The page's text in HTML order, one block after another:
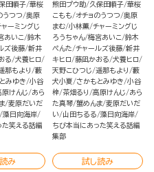
田順子 華桜
うつつ 奥原
ャーミングじ
あいこ
鈴木
ズ後藤 新井
る
犬養ヒロ
那もより
藪
みゆき 小谷
原けんじ
あら
麦原だいだ
藻日向海岸
た笑える話編
み
熊田プウ助 久保田順子 華桜
こもも オチョのうつつ 奥原
まむ 小林薫 チャーミングじ
ろうちゃん 梅宮あいこ 鈴木
ぺんた チャールズ後藤 新井
キヒロ 藤凪かおる 犬養ヒロ
天野こひつじ 遥那もより
藪
犬小夏 さかもとみゆき 小谷
梓 茶畑るり 高原けんじ
あら
た真琴 蟹めんま 麦原だいだ
い
山田ちるる 藻日向海岸
ちび本当にあった笑える話編
集部
試し読み